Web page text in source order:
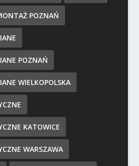
POZNAŃ
POZNAŃ
WIELKOPOLSKA
KATOWICE
WARSZAWA